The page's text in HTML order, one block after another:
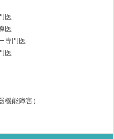
医
医
専門医
医
機能障害）